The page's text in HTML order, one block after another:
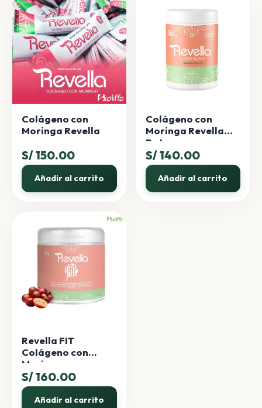
Colágeno con
Moringa Revella
S/150.00
Añadir al carrito
Colágeno con
Moringa Revella
Pote
S/140.00
Añadir al carrito
Revella FIT
Colágeno con
Moringa
S/160.00
Añadir al carrito